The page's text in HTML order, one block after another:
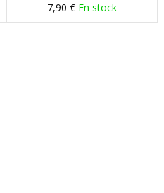
7,90 € En stock